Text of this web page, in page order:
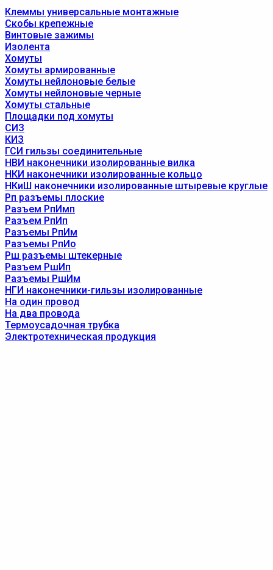
Клеммы универсальные монтажные
Скобы крепежные
Винтовые зажимы
Изолента
Хомуты
Хомуты армированные
Хомуты нейлоновые белые
Хомуты нейлоновые черные
Хомуты стальные
Площадки под хомуты
СИЗ
КИЗ
ГСИ гильзы соединительные
НВИ наконечники изолированные вилка
НКИ наконечники изолированные кольцо
НКиШ наконечники изолированные штыревые круглые
Рп разъемы плоские
Разъем РпИмп
Разъем РпИп
Разъемы РпИм
Разъемы РпИо
Рш разъемы штекерные
Разъем РшИп
Разъемы РшИм
НГИ наконечники-гильзы изолированные
На один провод
На два провода
Термоусадочная трубка
Электротехническая продукция